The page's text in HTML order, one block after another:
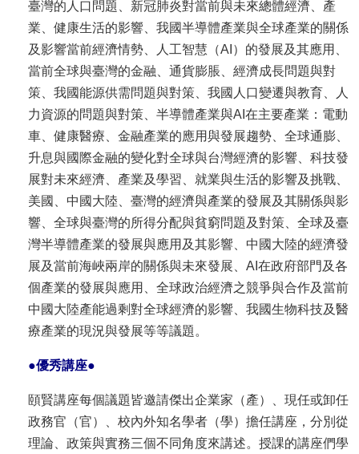
English
facebook
臺灣的人口問題、新冠肺炎對當前與未來總體經濟、產
業、健康生活的影響、我國半導體產業與全球產業的關係
及影響當前經濟情勢、人工智慧（AI）的發展及其應用、
當前全球與臺灣的金融、通貨膨脹、經濟成長問題與對
策、我國能源供需問題與對策、我國人口變遷與教育、人
力資源的問題與對策、半導體產業與AI在主要產業：電動
車、健康醫療、金融產業的應用與發展趨勢、全球通膨、
升息與國際金融的變化對全球與台灣經濟的影響、科技發
展對未來經濟、產業及學習、就業與生活的影響及挑戰、
美國、中國大陸、臺灣的經濟與產業的發展及其關係與影
響、全球與臺灣的所得分配與貧窮問題及對策、全球及臺
灣半導體產業的發展與應用及其影響、中國大陸的經濟發
展及當前海峽兩岸的關係與未來發展、AI在政府部門及各
個產業的發展與應用、全球政治經濟之競爭與合作及當前
中國大陸產能過剩對全球經濟的影響、我國生物科技及醫
療產業的現況與發展等等議題。
●優秀講座●
頤賢講座每個議題皆邀請傑出企業家（產）、現任或卸任
政務官（官）、校內外知名學者（學）擔任講座，分別從
理論、政策與實務三個不同角度來講述。授課的講座們學